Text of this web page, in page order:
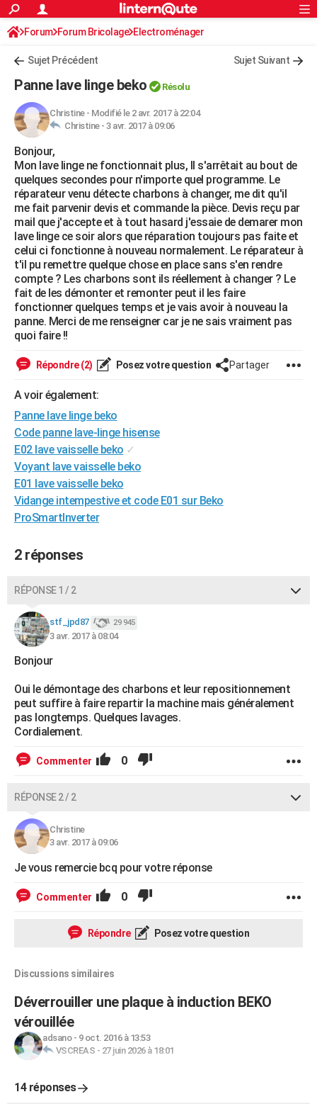
ACTUALITÉS
Politique
Société
Faits Divers
Education
Monde
Villes
+
FINANCE
Retraite
Impôts
Epargne
Immobilier
Risques naturels par ville
Banque
Assurance
Crédit
AUTO
Essais
Réserver un essai
Citadines
Berlines
SUV
Forum auto
+HIGH-TECH
Mobiles
Meilleur smartphone
Internet
Ordinateurs
Jeux vidéo
Guide high-tech
+BRICOLAGE
Forum
Aménagement intérieur
Extérieur
Cuisine
Salle de bains
Jardinage
Rangement
WEEK-END
Guides de France
Escapades
Patrimoine
Expositions
Musées
Week-end nature
LIFESTYLE
Art de vivre
Bien-être
Loisirs
Modes de vie
SANTE
Alimentation
Guide de la santé
Maladies
Médicaments
Sommeil
VOYAGE
Destinations
City break
Voyage nature
Voyage de noces
Forum
Climat
+PHOTO
GUIDES D'ACHAT
BONS PLANS
CARTE DE VOEUX
Carte de Noël
Carte Bonne année
Carte Saint-Valentin
Carte Pâques
Carte d'anniversaire
DICTIONNAIRE
Dictionnaire
Biographies
Citations
Expressions
Proverbes
PROGRAMME TV
COPAINS D'AVANT
FORUM
Bricolage
Lifestyle
Culture
Sport
Auto
Television
Voyage
Cinema
S'inscrire
Connexion
Forum Forum Bricolage Electroménager
Sujet Précédent Sujet Suivant
Panne lave linge beko Résolu
Christine- Modifié le 2 avr. 2017 à 22:04
Christine - 3 avr. 2017 à 09:06
Bonjour,
Mon lave linge ne fonctionnait plus, Il s'arrêtait au bout de
quelques secondes pour n'importe quel programme. Le
réparateur venu détecte charbons à changer, me dit qu'il
me fait parvenir devis et commande la pièce. Devis reçu par
mail que j'accepte et à tout hasard j'essaie de demarer mon
lave linge ce soir alors que réparation toujours pas faite et
celui ci fonctionne à nouveau normalement. Le réparateur à
t'il pu remettre quelque chose en place sans s'en rendre
compte ? Les charbons sont ils réellement à changer ? Le
fait de les démonter et remonter peut il les faire
fonctionner quelques temps et je vais avoir à nouveau la
panne. Merci de me renseigner car je ne sais vraiment pas
quoi faire !!
Répondre (2) Posez votre question Partager
A voir également:
Panne lave linge beko
Code panne lave-linge hisense
E02 lave vaisselle beko ✓
Voyant lave vaisselle beko
E01 lave vaisselle beko
Vidange intempestive et code E01 sur Beko
ProSmartInverter
2 réponses
RÉPONSE 1 / 2
stf_jpd87 29 945
3 avr. 2017 à 08:04
Bonjour
Oui le démontage des charbons et leur repositionnement
peut suffire à faire repartir la machine mais généralement
pas longtemps. Quelques lavages.
Cordialement.
Commenter 0
RÉPONSE 2 / 2
Christine
3 avr. 2017 à 09:06
Je vous remercie bcq pour votre réponse
Commenter 0
Répondre Posez votre question
Discussions similaires
Déverrouiller une plaque à induction BEKO
vérouillée
adsano- 9 oct. 2016 à 13:53
VSCREAS - 27 juin 2026 à 18:01
14 réponses